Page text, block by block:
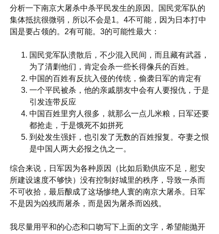
分析一下南京大屠杀中杀平民发生的原因。国民党军队的
集体抵抗很微弱，所以不会是1。4不可能，因为日本打中
国是要占领的。2有可能。3的可能性最大：
国民党军队溃散后，不少混入民间，而且藏有武器，
为了清剿他们，肯定会杀一些长得像兵的百姓。
中国的百姓有反抗入侵的传统，偷袭日军的肯定有
一个平民被杀，他的亲戚朋友中会有人要报仇，于是
引发连带反应
中国百姓里穷人很多，就那么一点儿米粮，日军还要
都抢走，于是饿死不如拼死
到处发生强奸，也引发了无数的百姓报复。夺妻之恨
是中国人两大必报之仇之一。
综合来说，日军因为各种原因（比如后勤供应不足，慰安
所建设速度不够快）没有控制好城里的秩序，导致一杀而
不可收拾，最后酿成了这场惨绝人寰的南京大屠杀。日军
不是因为凶残而屠杀，而是因为屠杀而凶残。
我尽量用平和的心态和口吻写下上面的文字，希望能抛开